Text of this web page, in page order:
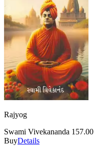
Rajyog
Swami Vivekananda 157.00
BuyDetails